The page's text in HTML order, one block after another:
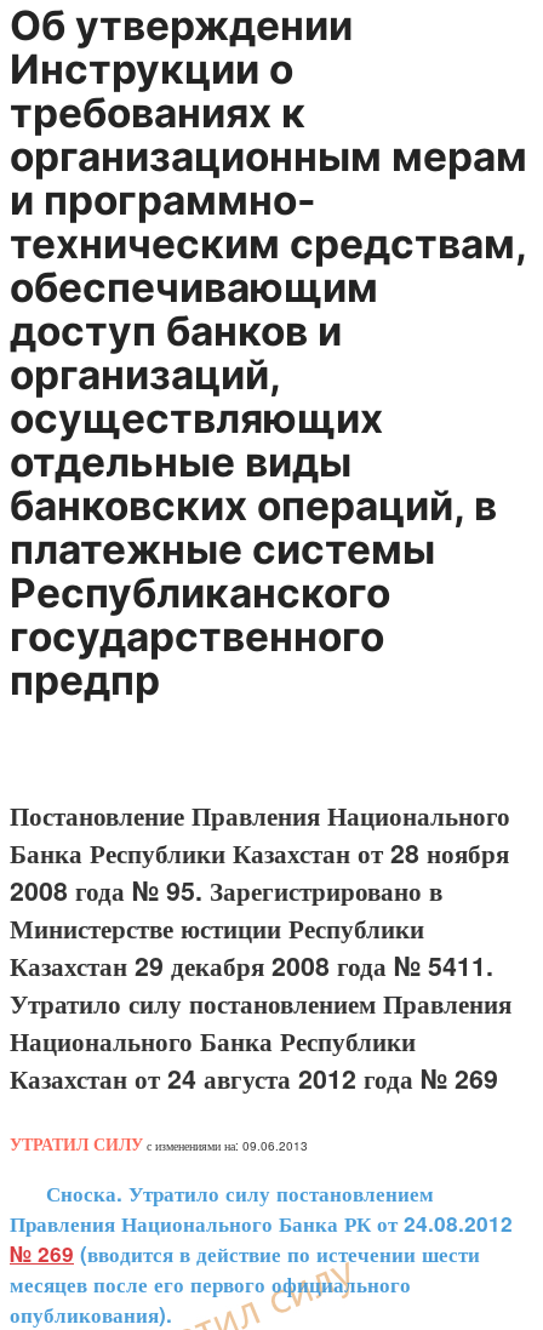
Об утверждении
Инструкции о
требованиях к
организационным мерам
и программно-
техническим средствам,
обеспечивающим
доступ банков и
организаций,
осуществляющих
отдельные виды
банковских операций, в
платежные системы
Республиканского
государственного
предпр
Постановление Правления Национального
Банка Республики Казахстан от 28 ноября
2008 года № 95. Зарегистрировано в
Министерстве юстиции Республики
Казахстан 29 декабря 2008 года № 5411.
Утратило силу постановлением Правления
Национального Банка Республики
Казахстан от 24 августа 2012 года № 269
УТРАТИЛ СИЛУ с изменениями на: 09.06.2013
Сноска. Утратило силу постановлением
Правления Национального Банка РК от 24.08.2012
№ 269 (вводится в действие по истечении шести
месяцев после его первого официального
опубликования).